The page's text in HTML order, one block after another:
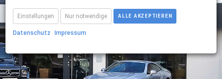
Einstellungen Nur notwendige ALLE AKZEPTIEREN
Datenschutz Impressum